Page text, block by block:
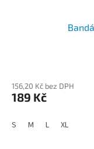
156,20 Kč bez DPH
189 Kč
S M L XL